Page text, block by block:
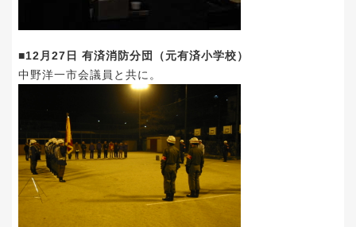
■12月27日 有済消防分団（元有済小学校）
中野洋一市会議員と共に。